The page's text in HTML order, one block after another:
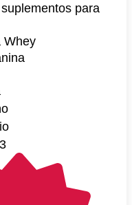
para
Whey